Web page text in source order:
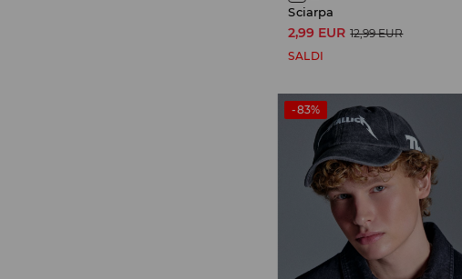
Sciarpa
2,99 EUR 12,99 EUR
SALDI
-83%